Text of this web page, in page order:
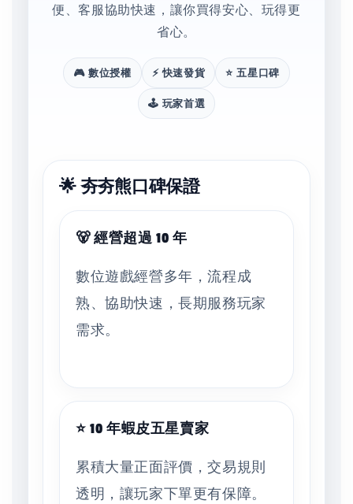
便、客服協助快速，讓你買得安心、玩得更
省心。
🎮 數位授權 ⚡ 快速發貨 ⭐ 五星口碑
🕹️ 玩家首選
🌟 夯夯熊口碑保證
🐻 經營超過 10 年
數位遊戲經營多年，流程成
熟、協助快速，長期服務玩家
需求。
⭐ 10 年蝦皮五星賣家
累積大量正面評價，交易規則
透明，讓玩家下單更有保障。